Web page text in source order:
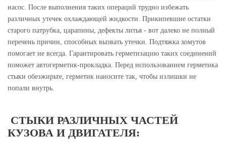
насос. После выполнения таких операций трудно избежать
различных утечек охлаждающей жидкости. Прикипевшие остатки
старого патрубка, царапины, дефекты литья - вот далеко не полный
перечень причин, способных вызвать утечки. Подтяжка хомутов
помогает не всегда. Гарантировать герметизацию таких соединений
поможет автогерметик-прокладка. Перед использованием герметика
стыки обезжирьте, герметик наносите так, чтобы излишки не
попали внутрь.
СТЫКИ РАЗЛИЧНЫХ ЧАСТЕЙ
КУЗОВА И ДВИГАТЕЛЯ: